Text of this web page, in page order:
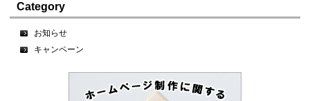
Category
お知らせ
キャンペーン